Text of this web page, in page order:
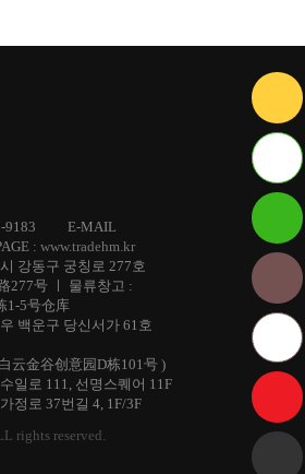
9183 E-MAIL
: www.tradehm.kr
강동구 궁칭로 277호
277号 ㅣ 물류창고 :
1-5号仓库
백운구 당신서가 61호
云金谷创意园D栋101号 )
일로 111, 선명스퀘어 11F
정로 37번길 4, 1F/3F
rights reserved.